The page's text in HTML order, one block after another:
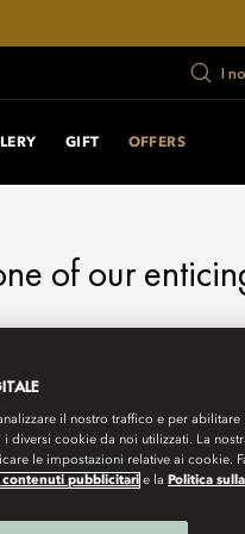
I
GIFT OFFERS
of our
il nostro traffico e per abilitare
diversi cookie da noi utilizzati. La
le impostazioni relative ai cookie.
pubblicitari e la Politica